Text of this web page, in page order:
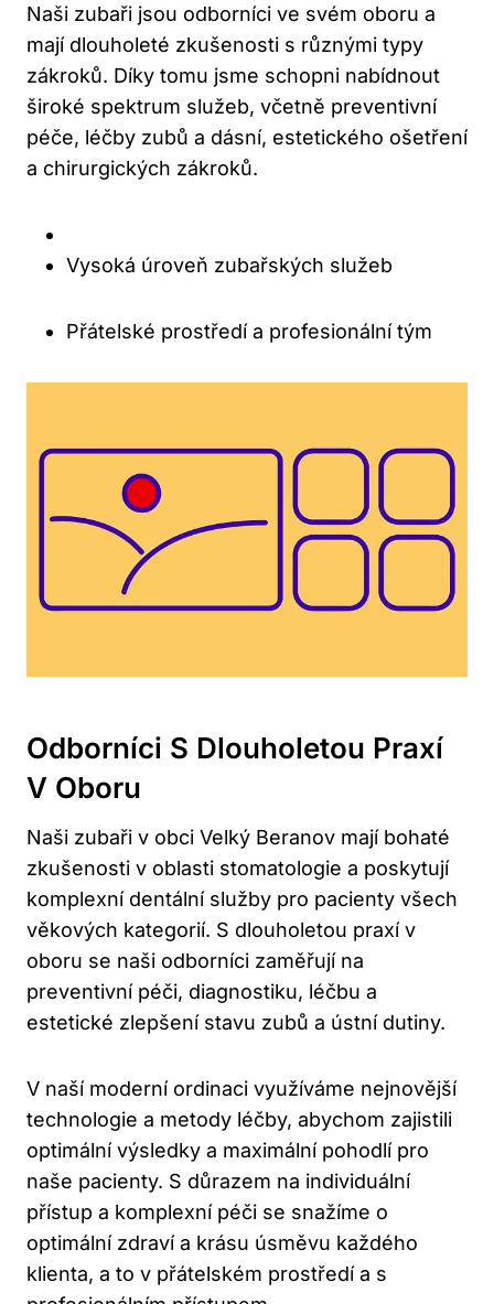
Naši zubaři jsou odborníci ve svém oboru a
mají dlouholeté zkušenosti s různými typy
zákroků. Díky tomu jsme schopni nabídnout
široké spektrum služeb, včetně preventivní
péče, léčby zubů a dásní, estetického ošetření
a chirurgických zákroků.
Vysoká úroveň zubařských služeb
Přátelské prostředí a profesionální tým
Odborníci S Dlouholetou Praxí
V Oboru
Naši zubaři v obci Velký Beranov mají bohaté
zkušenosti v oblasti stomatologie a poskytují
komplexní dentální služby pro pacienty všech
věkových kategorií. S dlouholetou praxí v
oboru se naši odborníci zaměřují na
preventivní péči, diagnostiku, léčbu a
estetické zlepšení stavu zubů a ústní dutiny.
V naší moderní ordinaci využíváme nejnovější
technologie a metody léčby, abychom zajistili
optimální výsledky a maximální pohodlí pro
naše pacienty. S důrazem na individuální
přístup a komplexní péči se snažíme o
optimální zdraví a krásu úsměvu každého
klienta, a to v přátelském prostředí a s